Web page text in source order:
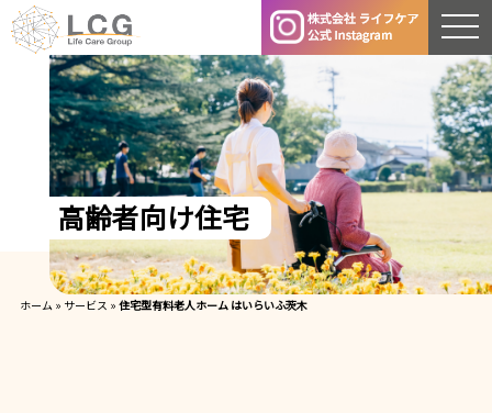
高齢者向け住宅
ホーム» サービス » 住宅型有料老人ホーム はいらいふ茨木